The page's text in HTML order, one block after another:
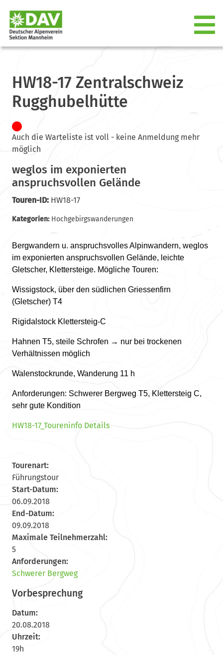
HW18-17 Zentralschweiz
Rugghubelhütte
Auch die Warteliste ist voll - keine Anmeldung mehr
möglich
weglos im exponierten
anspruchsvollen Gelände
Touren-ID:HW18-17
Kategorien: Hochgebirgswanderungen
Bergwandern u. anspruchsvolles Alpinwandern, weglos
im exponierten anspruchsvollen Gelände, leichte
Gletscher, Klettersteige. Mögliche Touren:
Wissigstock, über den südlichen Griessenfirn
(Gletscher) T4
Rigidalstock Klettersteig-C
Hahnen T5, steile Schrofen → nur bei trockenen
Verhältnissen möglich
Walenstockrunde, Wanderung 11 h
Anforderungen: Schwerer Bergweg T5, Klettersteig C,
sehr gute Kondition
HW18-17_Toureninfo Details
Tourenart:
Führungstour
Start-Datum:
06.09.2018
End-Datum:
09.09.2018
Maximale Teilnehmerzahl:
5
Anforderungen:
Schwerer Bergweg
Vorbesprechung
Datum:
20.08.2018
Uhrzeit:
19h